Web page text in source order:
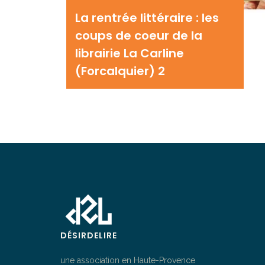
La rentrée littéraire : les
coups de coeur de la
librairie La Carline
(Forcalquier) 2
DÉSIRDELIRE
une association en Haute-Provence